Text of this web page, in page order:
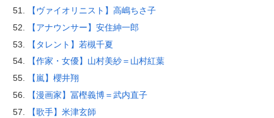
【ヴァイオリニスト】高嶋ちさ子
【アナウンサー】安住紳一郎
【タレント】若槻千夏
【作家・女優】山村美紗＝山村紅葉
【嵐】櫻井翔
【漫画家】冨樫義博＝武内直子
【歌手】米津玄師